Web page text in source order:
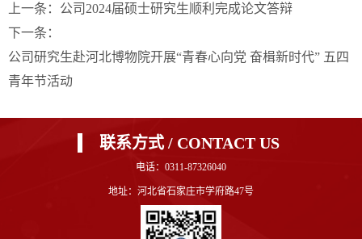
上一条： 公司2024届硕士研究生顺利完成论文答辩
下一条：
公司研究生赴河北博物院开展“青春心向党 奋楫新时代” 五四
青年节活动
联系方式 / CONTACT US
电话：0311-87326040
地址：河北省石家庄市学府路47号